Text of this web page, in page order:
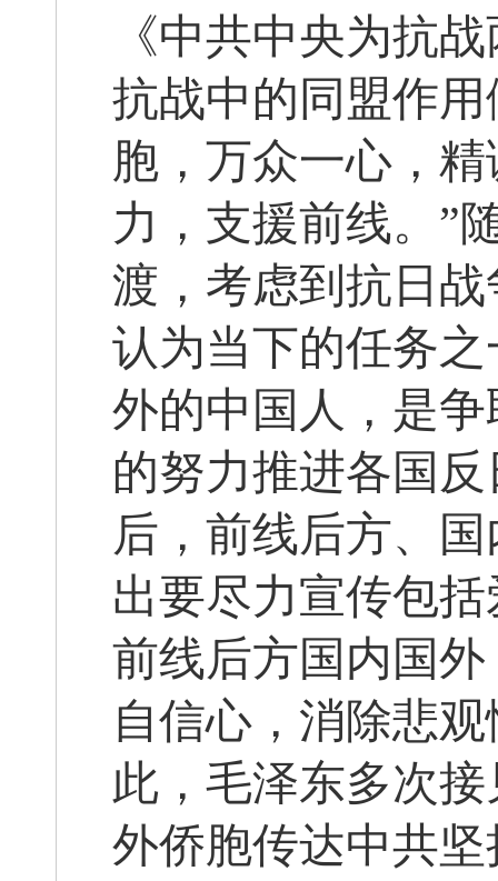
《中共中央为抗
抗战中的同盟作
胞，万众一心，
力，支援前线。”
渡，考虑到抗日
认为当下的任务
外的中国人，是
的努力推进各国
后，前线后方、
出要尽力宣传包
前线后方国内国
自信心，消除悲
此，毛泽东多次
外侨胞传达中共